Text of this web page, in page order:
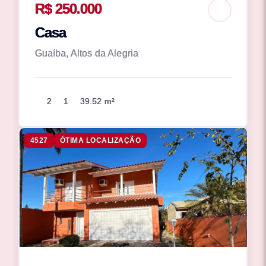
R$ 250.000
Casa
Guaíba, Altos da Alegria
2 1 39.52 m²
4527 ÓTIMA LOCALIZAÇÃO